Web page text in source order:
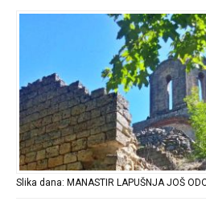
Slika dana: MANASTIR LAPUŠNJA JOŠ